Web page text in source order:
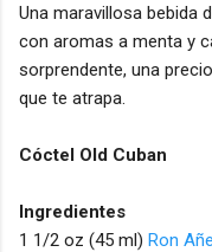
Una maravillosa bebida
con aromas a menta y
sorprendente, una
que te atrapa.
Cóctel Old Cuban
Ingredientes
1 1/2 oz (45 ml) Ron